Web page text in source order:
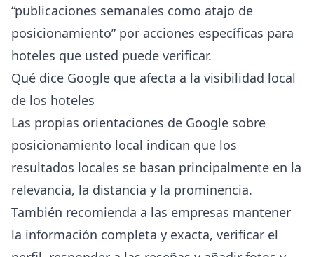
“publicaciones semanales como atajo de
posicionamiento” por acciones específicas para
hoteles que usted puede verificar.
Qué dice Google que afecta a la visibilidad local
de los hoteles
Las propias orientaciones de Google sobre
posicionamiento local indican que los
resultados locales se basan principalmente en la
relevancia, la distancia y la prominencia.
También recomienda a las empresas mantener
la información completa y exacta, verificar el